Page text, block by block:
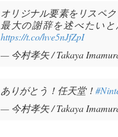
オリジナル要素をリスペ
最大の謝辞を述べたい
https://t.co/hve5nJfZpI
— 今村孝矢 / Takaya
ありがとう！任天堂！
— 今村孝矢 / Takaya